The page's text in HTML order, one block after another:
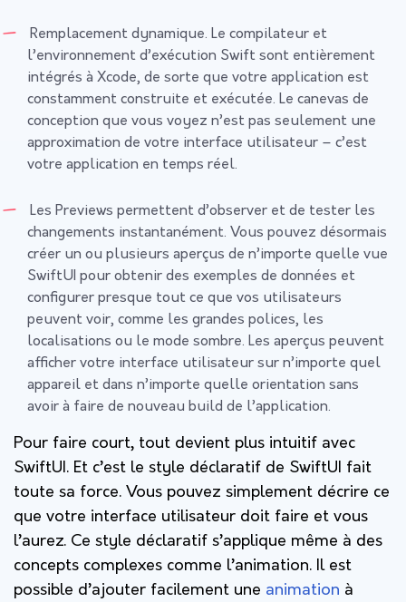
Remplacement dynamique. Le compilateur et
l’environnement d’exécution Swift sont entièrement
intégrés à Xcode, de sorte que votre application est
constamment construite et exécutée. Le canevas de
conception que vous voyez n’est pas seulement une
approximation de votre interface utilisateur – c’est
votre application en temps réel.
Les Previews permettent d’observer et de tester les
changements instantanément. Vous pouvez désormais
créer un ou plusieurs aperçus de n’importe quelle vue
SwiftUI pour obtenir des exemples de données et
configurer presque tout ce que vos utilisateurs
peuvent voir, comme les grandes polices, les
localisations ou le mode sombre. Les aperçus peuvent
afficher votre interface utilisateur sur n’importe quel
appareil et dans n’importe quelle orientation sans
avoir à faire de nouveau build de l’application.
Pour faire court, tout devient plus intuitif avec
SwiftUI. Et c’est le style déclaratif de SwiftUI fait
toute sa force. Vous pouvez simplement décrire ce
que votre interface utilisateur doit faire et vous
l’aurez. Ce style déclaratif s’applique même à des
concepts complexes comme l’animation. Il est
possible d’ajouter facilement une animation à